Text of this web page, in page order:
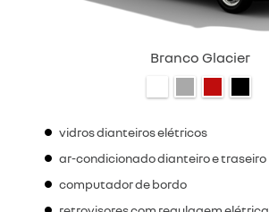
Branco Glacier
vidros dianteiros elétricos
ar-condicionado dianteiro e traseiro
computador de bordo